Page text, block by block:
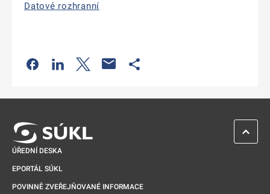
Datové rozhranní
Odkaz se otevře na nové kartě
Odkaz se otevře na nové kartě
Odkaz se otevře na nové kartě
ÚŘEDNÍ DESKA
EPORTÁL SÚKL
POVINNĚ ZVEŘEJŇOVANÉ INFORMACE
ZPĚT